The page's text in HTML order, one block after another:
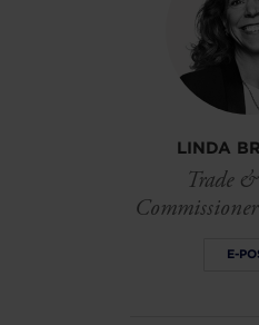
LINDA
Trade
E-